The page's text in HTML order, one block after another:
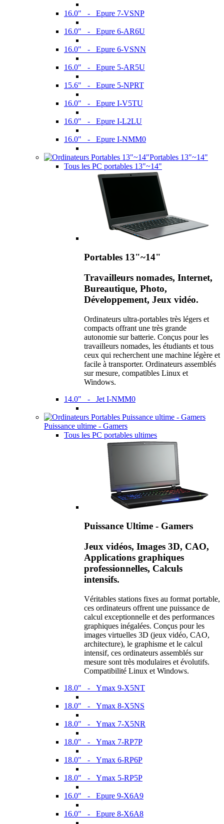
16.0" - Epure 7-VSNP
16.0" - Epure 6-AR6U
16.0" - Epure 6-VSNN
16.0" - Epure 5-AR5U
15.6" - Epure 5-NPRT
16.0" - Epure I-V5TU
16.0" - Epure I-L2LU
16.0" - Epure I-NMM0
Portables 13"~14"
Tous les PC portables 13"~14"
Portables 13"~14"
Travailleurs nomades, Internet,
Bureautique, Photo,
Développement, Jeux vidéo.
Ordinateurs ultra-portables très légers et
compacts offrant une très grande
autonomie sur batterie. Conçus pour les
travailleurs nomades, les étudiants et tous
ceux qui recherchent une machine légère et
facile à transporter. Ordinateurs assemblés
sur mesure, compatibles Linux et
Windows.
14.0" - Jet I-NMM0
Puissance ultime - Gamers
Tous les PC portables ultimes
Puissance Ultime - Gamers
Jeux vidéos, Images 3D, CAO,
Applications graphiques
professionnelles, Calculs
intensifs.
Véritables stations fixes au format portable,
ces ordinateurs offrent une puissance de
calcul exceptionnelle et des performances
graphiques inégalées. Conçus pour les
images virtuelles 3D (jeux vidéo, CAO,
architecture), le graphisme et le calcul
intensif, ces ordinateurs assemblés sur
mesure sont très modulaires et évolutifs.
Compatibilité Linux et Windows.
18.0" - Ymax 9-X5NT
18.0" - Ymax 8-X5NS
18.0" - Ymax 7-X5NR
18.0" - Ymax 7-RP7P
18.0" - Ymax 6-RP6P
18.0" - Ymax 5-RP5P
16.0" - Epure 9-X6A9
16.0" - Epure 8-X6A8